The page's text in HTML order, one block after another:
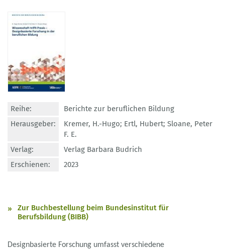
Reihe:
Berichte zur beruflichen Bildung
Herausgeber:
Kremer, H.-Hugo; Ertl, Hubert; Sloane, Peter
F. E.
Verlag:
Verlag Barbara Budrich
Erschienen:
2023
Zur Buchbestellung beim Bundesinstitut für
Berufsbildung (BIBB)
Designbasierte Forschung umfasst verschiedene